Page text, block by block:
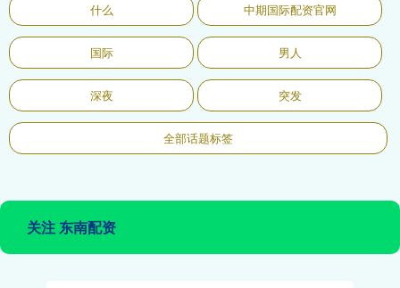
什么 中期国际配资官网
国际 男人
深夜 突发
全部话题标签
关注 东南配资